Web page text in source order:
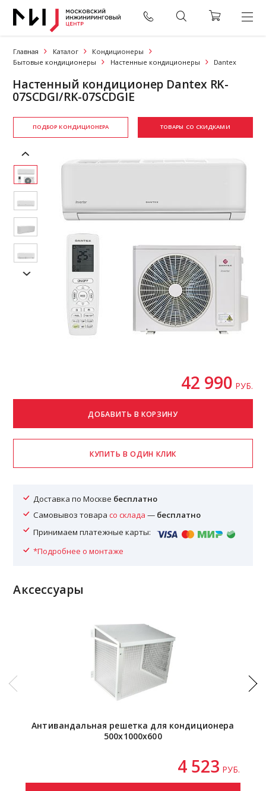
Главная Каталог
Кондиционеры
Бытовые кондиционеры
Настенные кондиционеры Dantex
Настенный кондиционер Dantex RK-
07SCDGI/RK-07SCDGIE
ПОДБОР КОНДИЦИОНЕРА ТОВАРЫ СО СКИДКАМИ
42 990 РУБ.
Доставка по Москве бесплатно
Самовывоз товарасо склада — бесплатно
Принимаем платежные карты:
*Подробнее о монтаже
Аксессуары
Антивандальная решетка для кондиционера
500х1000х600
4 523 РУБ.